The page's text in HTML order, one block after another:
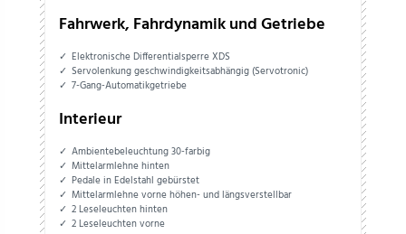
Fahrwerk, Fahrdynamik und Getriebe
Elektronische Differentialsperre XDS
Servolenkung geschwindigkeitsabhängig (Servotronic)
7-Gang-Automatikgetriebe
Interieur
Ambientebeleuchtung 30-farbig
Mittelarmlehne hinten
Pedale in Edelstahl gebürstet
Mittelarmlehne vorne höhen- und längsverstellbar
2 Leseleuchten hinten
2 Leseleuchten vorne